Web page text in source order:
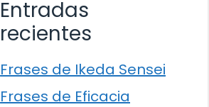
Entradas
recientes
Frases de Ikeda Sensei
Frases de Eficacia